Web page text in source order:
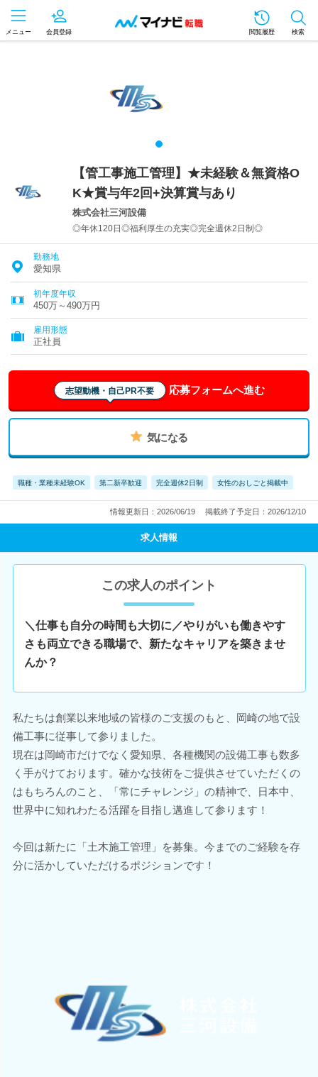
メニュー 会員登録 閲覧履歴 検索
【管工事施工管理】★未経験＆無資格O
K★賞与年2回+決算賞与あり
株式会社三河設備
◎年休120日◎福利厚生の充実◎完全週休2日制◎
勤務地
愛知県
初年度年収
450万～490万円
雇用形態
正社員
志望動機・自己PR不要 応募フォームへ進む
気になる
職種・業種未経験OK 第二新卒歓迎 完全週休2日制 女性のおしごと掲載中
情報更新日：2026/06/19 掲載終了予定日：2026/12/10
求人情報
この求人のポイント
＼仕事も自分の時間も大切に／やりがいも働きやす
さも両立できる職場で、新たなキャリアを築きませ
んか？
私たちは創業以来地域の皆様のご支援のもと、岡崎の地で設
備工事に従事して参りました。
現在は岡崎市だけでなく愛知県、各種機関の設備工事も数多
く手がけております。確かな技術をご提供させていただくの
はもちろんのこと、「常にチャレンジ」の精神で、日本中、
世界中に知れわたる活躍を目指し邁進して参ります！
今回は新たに「土木施工管理」を募集。今までのご経験を存
分に活かしていただけるポジションです！